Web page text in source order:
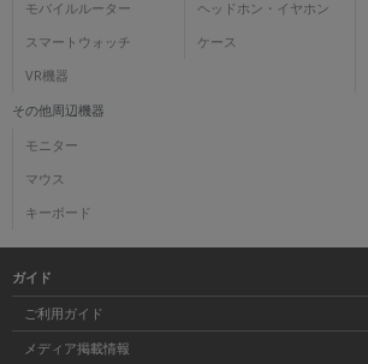
モバイルルーター
スマートウォッチ
VR機器
ヘッドホン・イヤホン
ケース
その他周辺機器
モニター
マウス
キーボード
ガイド
ご利用ガイド
メディア掲載情報